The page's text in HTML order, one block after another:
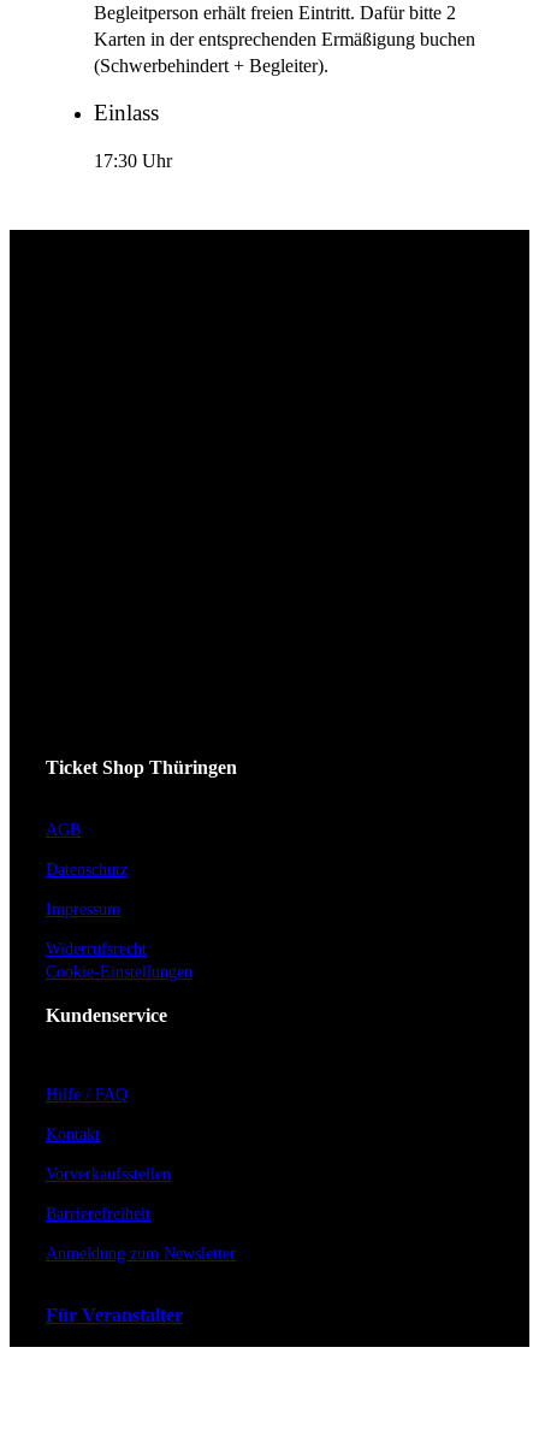
Begleitperson erhält freien Eintritt. Dafür bitte 2
Karten in der entsprechenden Ermäßigung buchen
(Schwerbehindert + Begleiter).
Einlass
17:30 Uhr
Ticket Shop Thüringen
AGB
Datenschutz
Impressum
Widerrufsrecht
Cookie-Einstellungen
Kundenservice
Hilfe / FAQ
Kontakt
Vorverkaufsstellen
Barrierefreiheit
Anmeldung zum Newsletter
Für Veranstalter